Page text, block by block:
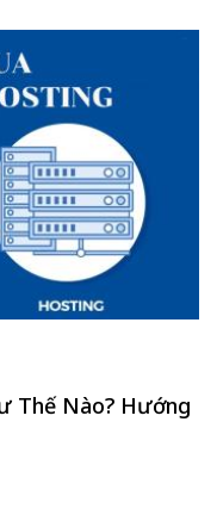
Thế Nào? Hướng